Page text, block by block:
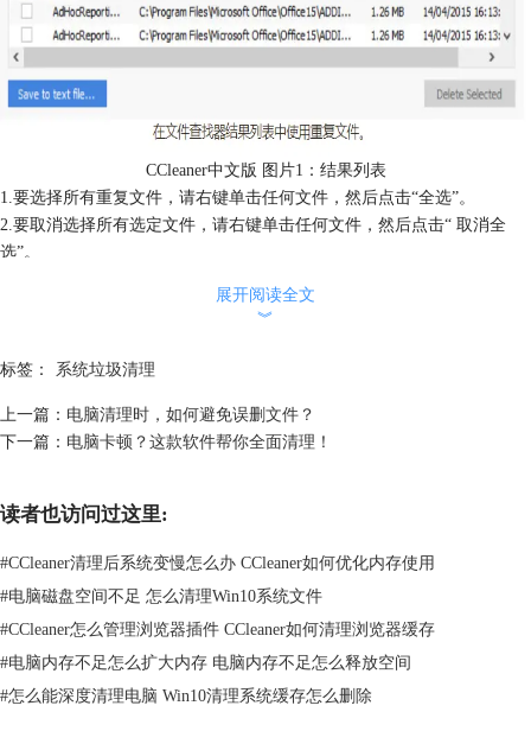
CCleaner中文版 图片1：结果列表
1.要选择所有重复文件，请右键单击任何文件，然后点击“全选”。
2.要取消选择所有选定文件，请右键单击任何文件，然后点击“ 取消全
选”。
键单击该类型的文件，然后点击“全选类型”。
型的文件，然后点击“ 取消选择所有类型”。
1.设置文件查找器，以排除其文件夹或父文件夹中的所有其他文件。
点击“ 排除”，然后点击要排除的文件夹或驱动器。这将会显示在“排除”选
点击“ 限制为”，然后点击要限制搜索的文件夹或驱动器。这将不再显示
在“包括”选项卡上。
点击“ 选择重复项”，然后单击要将文件查找器限制为其选择的文件夹或
驱动器。
选择要删除的重复文件后，单击“ 删除所选项”按钮，CCleaner中文版
会删除所有所选文件。
展开阅读全文
︾
标签： 系统垃圾清理
上一篇： 电脑清理时，如何避免误删文件？
下一篇： 电脑卡顿？这款软件帮你全面清理！
读者也访问过这里:
#CCleaner清理后系统变慢怎么办 CCleaner如何优化内存使用
#电脑磁盘空间不足 怎么清理Win10系统文件
#CCleaner怎么管理浏览器插件 CCleaner如何清理浏览器缓存
#电脑内存不足怎么扩大内存 电脑内存不足怎么释放空间
#怎么能深度清理电脑 Win10清理系统缓存怎么删除